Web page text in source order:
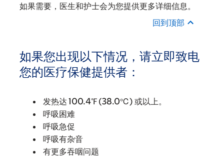
如果需要，医生和护士会为您提供更多详细信息。
回到顶部
如果您出现以下情况，请立即致电
您的医疗保健提供者：
发热达 100.4℉ (38.0℃) 或以上。
呼吸困难
呼吸急促
呼吸有杂音
有更多吞咽问题